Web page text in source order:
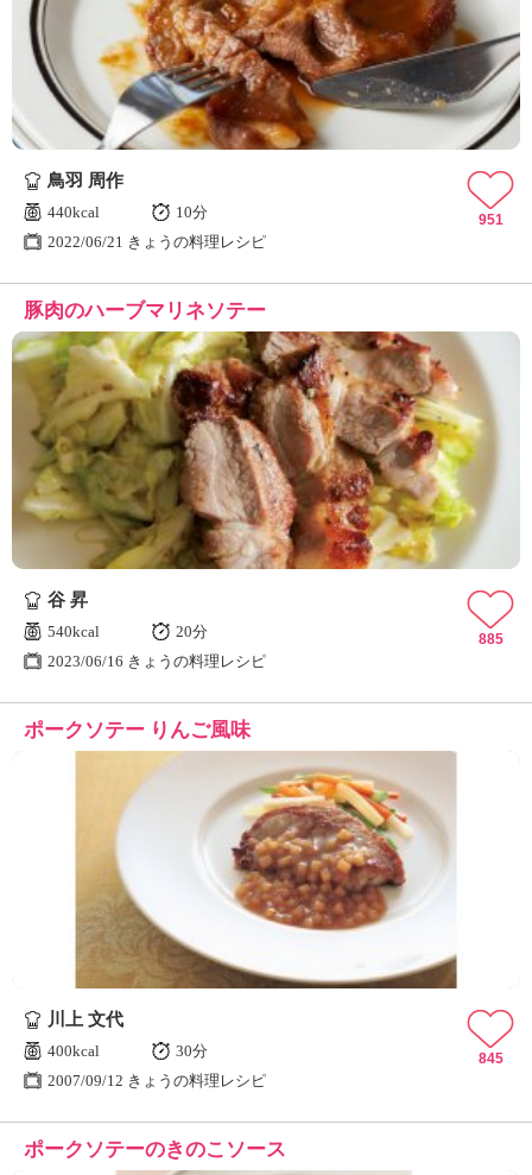
鳥羽 周作
440kcal
10分
2022/06/21 きょうの料理レシピ
951
豚肉のハーブマリネソテー
谷 昇
540kcal
20分
2023/06/16 きょうの料理レシピ
885
ポークソテー りんご風味
川上 文代
400kcal
30分
2007/09/12 きょうの料理レシピ
845
ポークソテーのきのこソース